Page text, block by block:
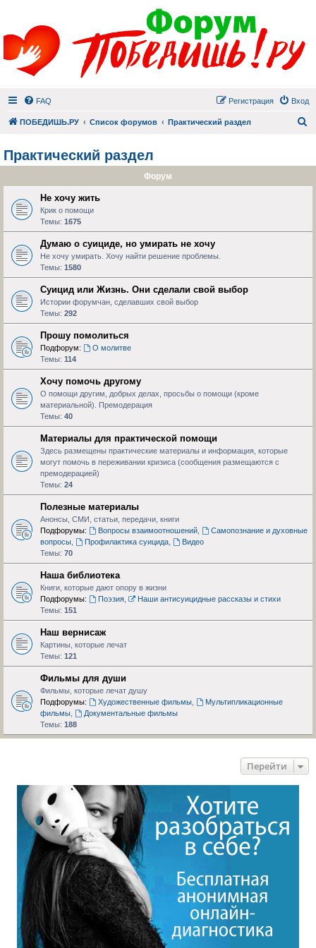
FAQ Вход
Регистрация
ПОБЕДИШЬ.РУ Список форумов Практический раздел
Практический раздел
Форум
Не хочу жить
Крик о помощи
Темы: 1675
Думаю о суициде, но умирать не хочу
Не хочу умирать. Хочу найти решение проблемы.
Темы: 1580
Суицид или Жизнь. Они сделали свой выбор
Истории форумчан, сделавших свой выбор
Темы: 292
Прошу помолиться
Подфорум:
О молитве
Темы: 114
Хочу помочь другому
О помощи другим, добрых делах, просьбы о помощи (кроме
материальной). Премодерация
Темы: 40
Материалы для практической помощи
Здесь размещены практические материалы и информация, которые
могут помочь в переживании кризиса (сообщения размещаются с
премодерацией)
Темы: 24
Полезные материалы
Анонсы, СМИ, статьи, передачи, книги
Подфорумы:
Вопросы взаимоотношений,
Самопознание и духовные
вопросы
Профилактика суицида,
Видео
Темы: 70
Наша библиотека
Книги, которые дают опору в жизни
Подфорумы:
Поэзия,
Наши антисуицидные рассказы и стихи
Темы: 151
Наш вернисаж
Картины, которые лечат
Темы: 121
Фильмы для души
Фильмы, которые лечат душу
Подфорумы:
Художественные фильмы,
Мультипликационные
фильмы
Документальные фильмы
Темы: 188
Перейти